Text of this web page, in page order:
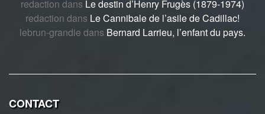
redaction dans Le destin d’Henry Frugès (1879-1974)
redaction dans Le Cannibale de l’asile de Cadillac!
lebrun-grandie dans Bernard Larrieu, l’enfant du pays.
CONTACT